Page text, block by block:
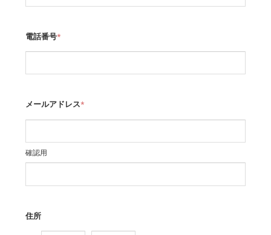
電話番号*
メールアドレス*
確認用
住所